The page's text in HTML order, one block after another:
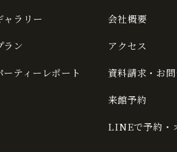
ャラリー
ラン
ーティーレポート
会社概要
アクセス
資料請求・お
来館予約
LINEで予約・